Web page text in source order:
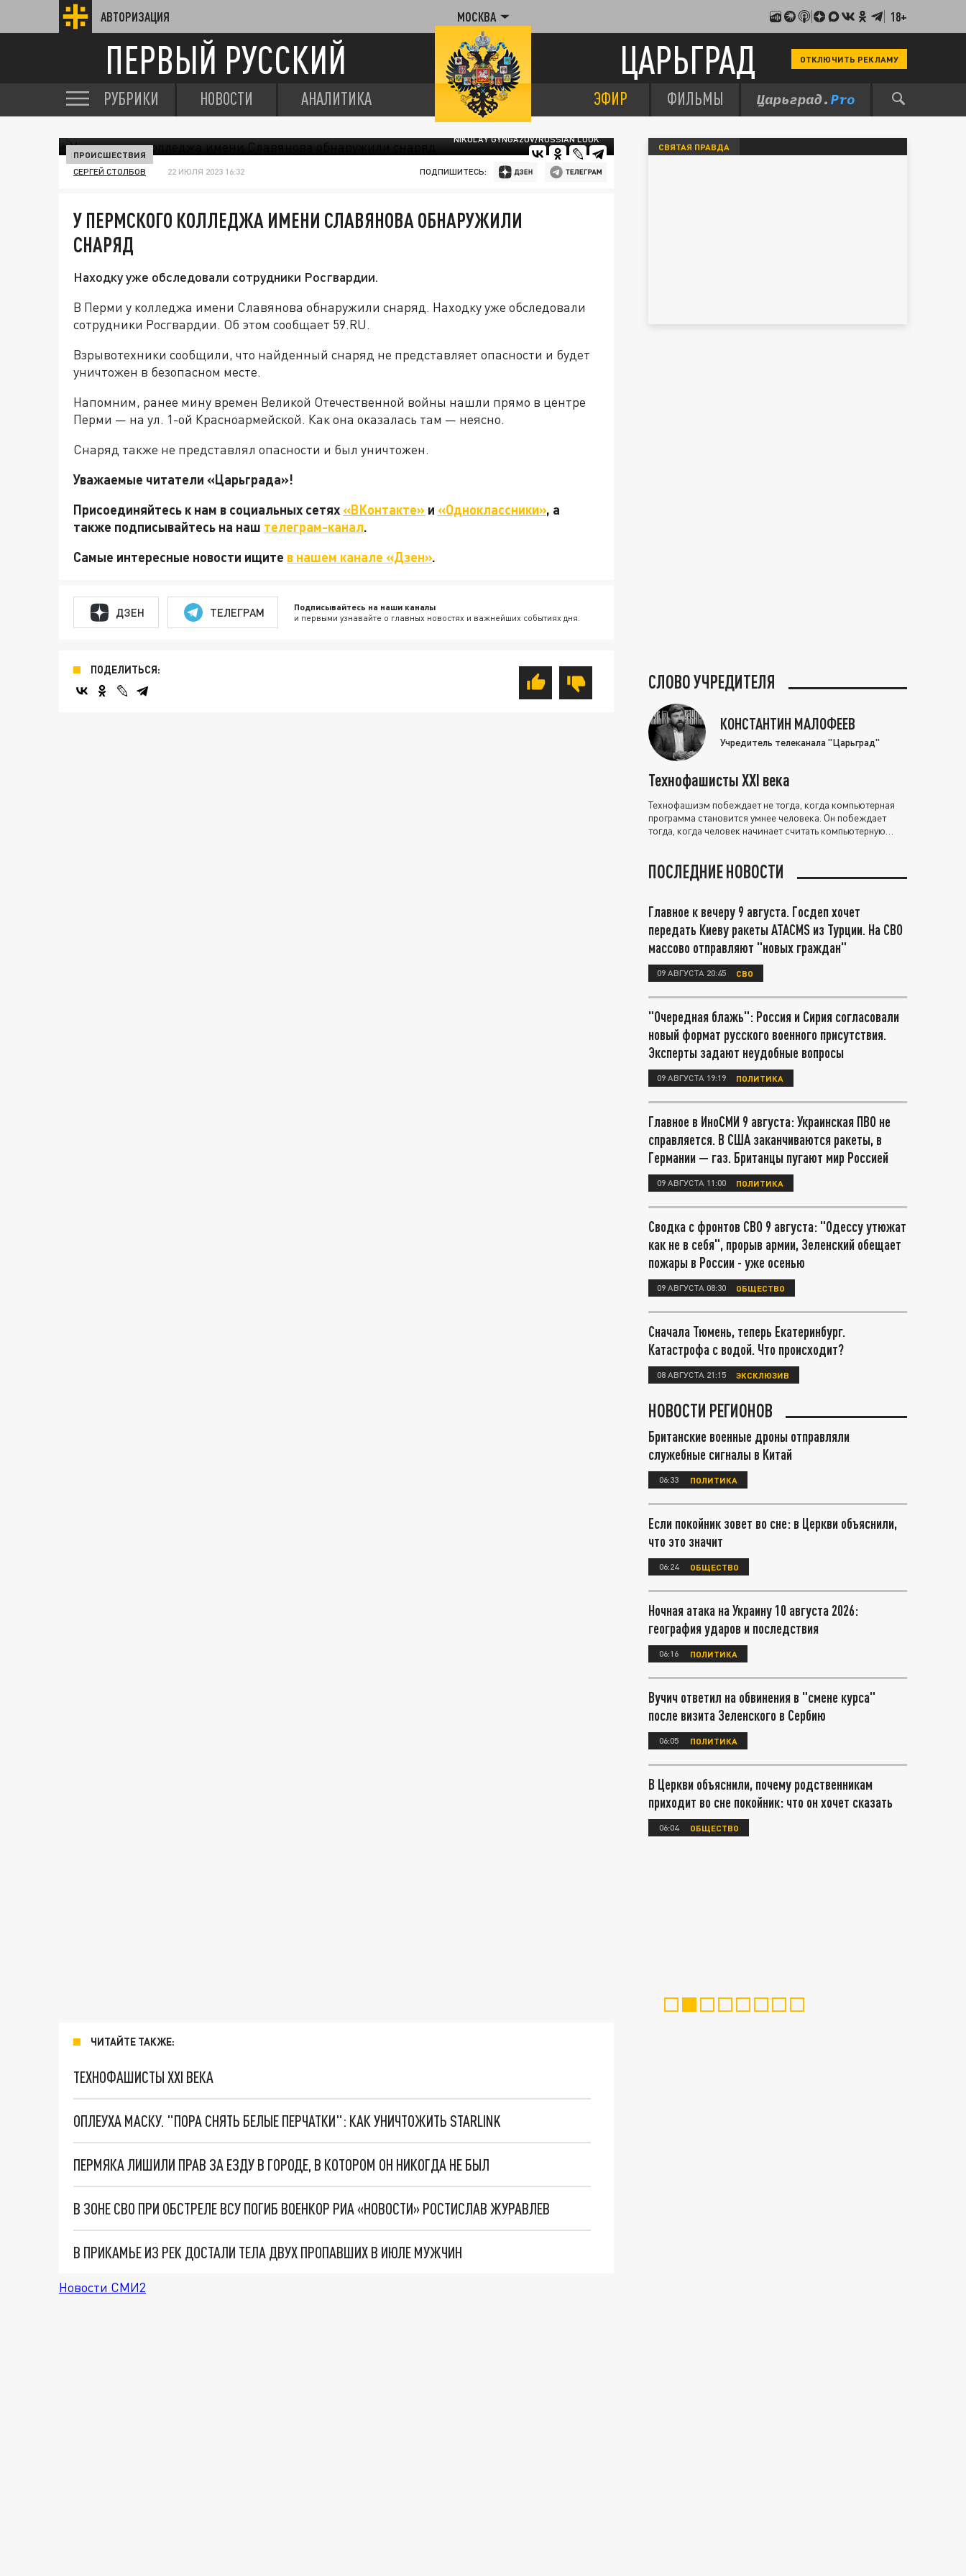
АВТОРИЗАЦИЯ МОСКВА 18+
ПЕРВЫЙ РУССКИЙ ЦАРЬГРАД ОТКЛЮЧИТЬ РЕКЛАМУ
РУБРИКИ НОВОСТИ АНАЛИТИКА ЭФИР ФИЛЬМЫ
NIKOLAY GYNGAZOV/RUSSIAN LOOK
ПРОИСШЕСТВИЯ
СЕРГЕЙ СТОЛБОВ 22 ИЮЛЯ 2023 16:32 ПОДПИШИТЕСЬ:
У ПЕРМСКОГО КОЛЛЕДЖА ИМЕНИ СЛАВЯНОВА ОБНАРУЖИЛИ
СНАРЯД
Находку уже обследовали сотрудники Росгвардии.
В Перми у колледжа имени Славянова обнаружили снаряд. Находку уже обследовали
сотрудники Росгвардии. Об этом сообщает 59.RU.
Взрывотехники сообщили, что найденный снаряд не представляет опасности и будет
уничтожен в безопасном месте.
Напомним, ранее мину времен Великой Отечественной войны нашли прямо в центре
Перми — на ул. 1-ой Красноармейской. Как она оказалась там — неясно.
Снаряд также не представлял опасности и был уничтожен.
Уважаемые читатели «Царьграда»!
Присоединяйтесь к нам в социальных сетях«ВКонтакте» и «Одноклассники», а
также подписывайтесь на наш телеграм-канал.
Самые интересные новости ищите в нашем канале «Дзен».
ДЗЕН ТЕЛЕГРАМ Подписывайтесь на наши каналы
и первыми узнавайте о главных новостях и важнейших событиях дня.
ПОДЕЛИТЬСЯ:
ЧИТАЙТЕ ТАКЖЕ:
ТЕХНОФАШИСТЫ XXI ВЕКА
ОПЛЕУХА МАСКУ. "ПОРА СНЯТЬ БЕЛЫЕ ПЕРЧАТКИ": КАК УНИЧТОЖИТЬ STARLINK
ПЕРМЯКА ЛИШИЛИ ПРАВ ЗА ЕЗДУ В ГОРОДЕ, В КОТОРОМ ОН НИКОГДА НЕ БЫЛ
В ЗОНЕ СВО ПРИ ОБСТРЕЛЕ ВСУ ПОГИБ ВОЕНКОР РИА «НОВОСТИ» РОСТИСЛАВ ЖУРАВЛЕВ
В ПРИКАМЬЕ ИЗ РЕК ДОСТАЛИ ТЕЛА ДВУХ ПРОПАВШИХ В ИЮЛЕ МУЖЧИН
Новости СМИ2
СВЯТАЯ ПРАВДА
СЛОВО УЧРЕДИТЕЛЯ
КОНСТАНТИН МАЛОФЕЕВ
Учредитель телеканала "Царьград"
Технофашисты XXI века
Технофашизм побеждает не тогда, когда компьютерная
программа становится умнее человека. Он побеждает
тогда, когда человек начинает считать компьютерную
ПОСЛЕДНИЕ НОВОСТИ
Главное к вечеру 9 августа. Госдеп хочет
передать Киеву ракеты ATACMS из Турции. На СВО
массово отправляют "новых граждан"
09 АВГУСТА 20:45 СВО
"Очередная блажь": Россия и Сирия согласовали
новый формат русского военного присутствия.
Эксперты задают неудобные вопросы
09 АВГУСТА 19:19 ПОЛИТИКА
Главное в ИноСМИ 9 августа: Украинская ПВО не
справляется. В США заканчиваются ракеты, в
Германии — газ. Британцы пугают мир Россией
09 АВГУСТА 11:00 ПОЛИТИКА
Сводка с фронтов СВО 9 августа: "Одессу утюжат
как не в себя", прорыв армии, Зеленский обещает
пожары в России - уже осенью
09 АВГУСТА 08:30 ОБЩЕСТВО
Сначала Тюмень, теперь Екатеринбург.
Катастрофа с водой. Что происходит?
08 АВГУСТА 21:15 ЭКСКЛЮЗИВ
НОВОСТИ РЕГИОНОВ
Британские военные дроны отправляли
служебные сигналы в Китай
06:33 ПОЛИТИКА
Если покойник зовет во сне: в Церкви объяснили,
что это значит
06:24 ОБЩЕСТВО
Ночная атака на Украину 10 августа 2026:
география ударов и последствия
06:16 ПОЛИТИКА
Вучич ответил на обвинения в "смене курса"
после визита Зеленского в Сербию
06:05 ПОЛИТИКА
В Церкви объяснили, почему родственникам
приходит во сне покойник: что он хочет сказать
06:04 ОБЩЕСТВО